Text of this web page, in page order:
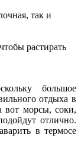
так и
растирать
большое
отдыха в
вот морсы, соки,
отлично.
в термосе